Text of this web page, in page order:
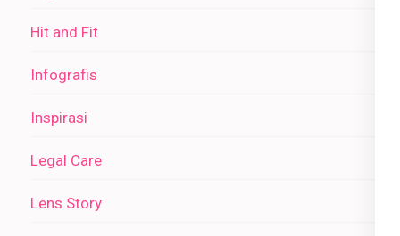
Hit and Fit
Infografis
Inspirasi
Legal Care
Lens Story